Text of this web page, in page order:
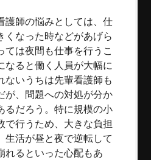
護師の悩みとしては、仕
くなった時などがあげら
ては夜間も仕事を行うこ
なると働く人員が大幅に
ないうちは先輩看護師も
が、問題への対処が分か
るだろう。特に規模の小
で行うため、大きな負担
生活が昼と夜で逆転して
れるといった心配もあ